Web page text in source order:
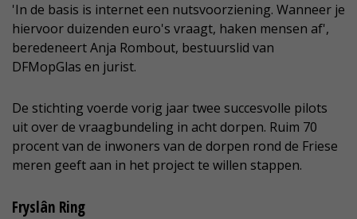
'In de basis is internet een nutsvoorziening. Wanneer je
hiervoor duizenden euro's vraagt, haken mensen af',
beredeneert Anja Rombout, bestuurslid van
DFMopGlas en jurist.
De stichting voerde vorig jaar twee succesvolle pilots
uit over de vraagbundeling in acht dorpen. Ruim 70
procent van de inwoners van de dorpen rond de Friese
meren geeft aan in het project te willen stappen.
Fryslân Ring